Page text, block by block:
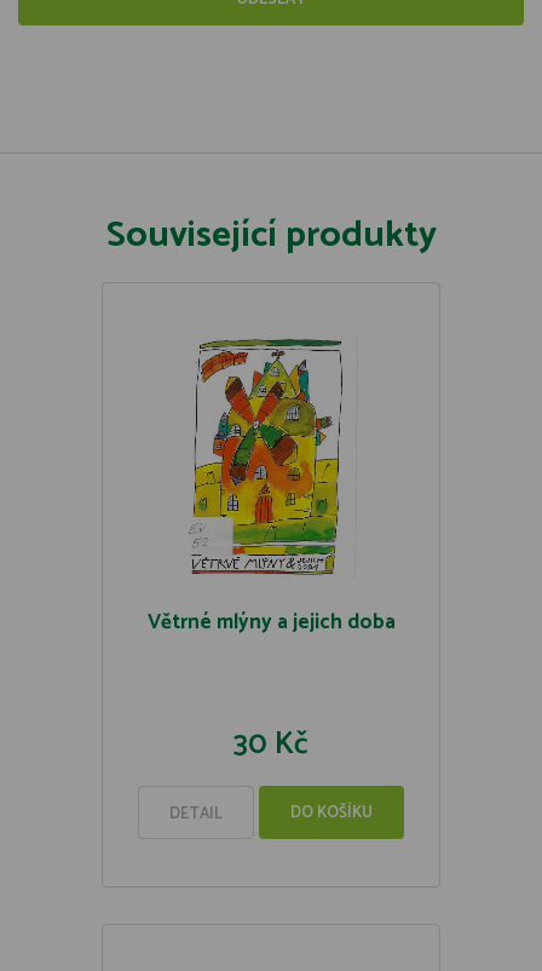
Související produkty
Větrné mlýny a jejich doba
30 Kč
DETAIL DO KOŠÍKU